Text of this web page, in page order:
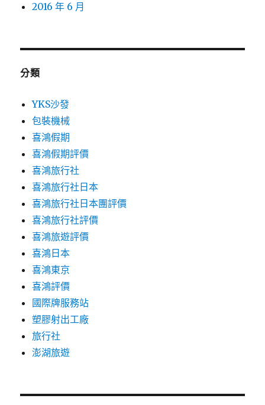
2016 年 6 月
分類
YKS沙發
包裝機械
喜鴻假期
喜鴻假期評價
喜鴻旅行社
喜鴻旅行社日本
喜鴻旅行社日本團評價
喜鴻旅行社評價
喜鴻旅遊評價
喜鴻日本
喜鴻東京
喜鴻評價
國際牌服務站
塑膠射出工廠
旅行社
澎湖旅遊